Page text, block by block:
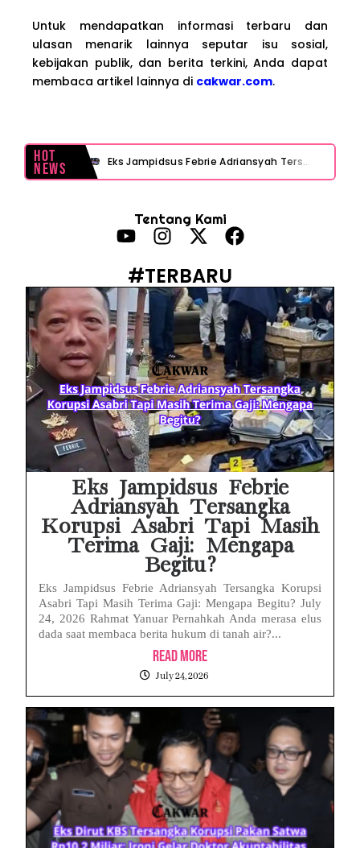
Untuk mendapatkan informasi terbaru dan
ulasan menarik lainnya seputar isu sosial,
kebijakan publik, dan berita terkini, Anda dapat
membaca artikel lainnya di cakwar.com.
Hot
News Eks Jampidsus Febrie Adriansyah Tersangka Korupsi Asabri Tapi Masih Terima Gaji: Mengapa Begitu?
Istana Tegur Gaya Komunikasi Menteri PU Dody Hanggodo: Ulasan Komunikasi Krisis Pejabat Publik
Menteri PU Bidik Pidana Kasus Surat Cuti ASN Palsu! Begini Tanggapan PERADI YLC Surakarta
Heboh Dugaan Surat Cuti ASN Palsu di Kementerian PU! Begini Pandangan Hukum PERADI YLC Surakarta
iMac Kesayangan Makin Lemot? Waspadai 6 Kebiasaan Sepele Ini yang Bikin Performa iMac Drop
Cuma Buka Browser tapi MacBook Panas Membara? Ini 5 Pemicu Tersembunyi
Layar Vivo Ada Bayangan Aplikasi? Ini Penyebab Layar Shadow / Burn-In, Cara Mencegahnya
Tentang Kami
#TERBARU
Eks Jampidsus Febrie
Adriansyah Tersangka
Korupsi Asabri Tapi Masih
Terima Gaji: Mengapa
Begitu?
Eks Jampidsus Febrie Adriansyah Tersangka Korupsi
Asabri Tapi Masih Terima Gaji: Mengapa Begitu? July
24, 2026 Rahmat Yanuar Pernahkah Anda merasa elus
dada saat membaca berita hukum di tanah air?...
Read More
July 24, 2026